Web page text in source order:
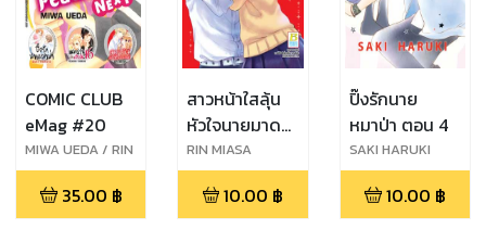
COMIC CLUB
eMag #20
MIWA UEDA / RIN
MIASA / SAKI
HARUKI /
PEDORO
35.00 ฿
สาวหน้าใสลุ้น
หัวใจนายมาด
เท่ห์ ตอน 11
RIN MIASA
10.00 ฿
ปิ๊งรักนาย
หมาป่า ตอน 4
SAKI HARUKI
10.00 ฿